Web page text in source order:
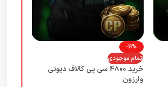
-11%
اتمام موجودی
خرید 4800 سی پی کالاف دیوتی
وارزون